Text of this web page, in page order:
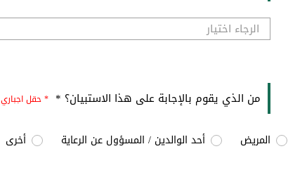
من الذي يقوم بالإجابة على هذا الاستبيان؟ * * حقل اجباري
المريض أحد الوالدين / المسؤول عن الرعاية أخرى